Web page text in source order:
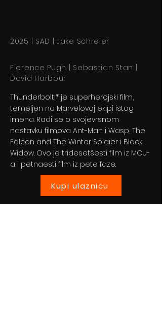
2025 | SAD | Jake Schreier
Florence Pugh | Sebastian Stan |
David Harbour
Thunderbolti* je superherojski film,
temeljen na Marvelovoj ekipi istog
imena. Radi se o svojevrsnom
nastavku filmova Ant-Man i Wasp, The
Falcon and The Winter Soldier i Black
Widow. Ovo je tridesetšesti film iz MCU-
a i petnaesti film iz pete faze.
Kupi ulaznicu